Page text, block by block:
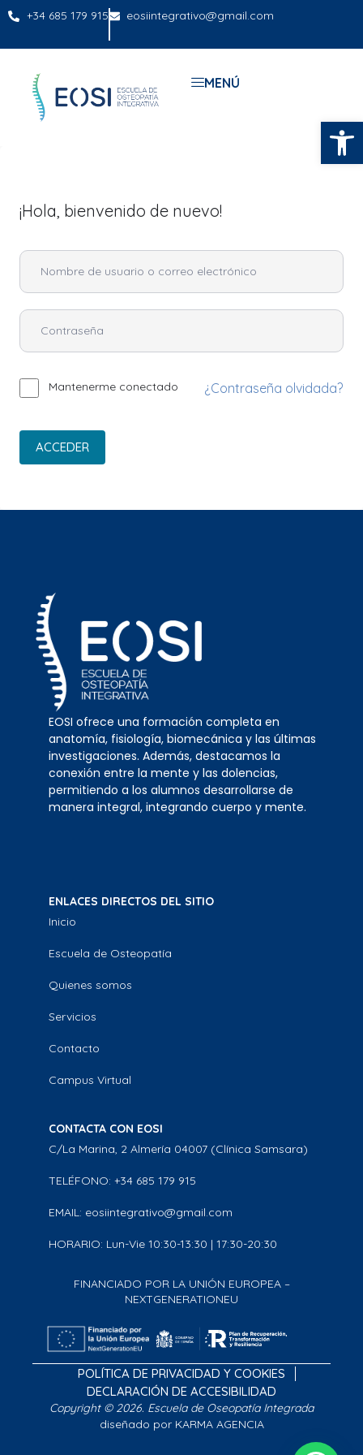
+34 685 179 915 eosiintegrativo@gmail.com
MENÚ
¡Hola, bienvenido de nuevo!
Mantenerme conectado ¿Contraseña olvidada?
ACCEDER
EOSI ofrece una formación completa en
anatomía, fisiología, biomecánica y las últimas
investigaciones. Además, destacamos la
conexión entre la mente y las dolencias,
permitiendo a los alumnos desarrollarse de
manera integral, integrando cuerpo y mente.
ENLACES DIRECTOS DEL SITIO
Inicio
Escuela de Osteopatía
Quienes somos
Servicios
Contacto
Campus Virtual
CONTACTA CON EOSI
C/La Marina, 2 Almería 04007 (Clínica Samsara)
TELÉFONO: +34 685 179 915
EMAIL: eosiintegrativo@gmail.com
HORARIO: Lun-Vie 10:30-13:30 | 17:30-20:30
FINANCIADO POR LA UNIÓN EUROPEA –
NEXTGENERATIONEU
POLÍTICA DE PRIVACIDAD Y COOKIES
DECLARACIÓN DE ACCESIBILIDAD
Copyright © 2026. Escuela de Oseopatía Integrada
diseñado por KARMA AGENCIA